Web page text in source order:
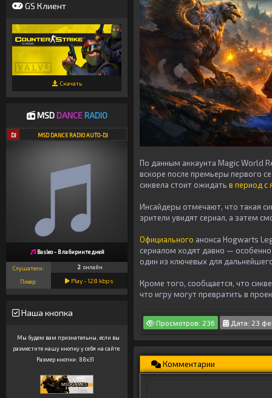
GS Клиент
Скачать
MSDDANCE RADIO
DJ MSD DANCE RADIO AUTO-DJ
Basleo - В лабиринте дней
Слушатели: 2 онлайн
Плеер: Play -128 kbps
Наша кнопка
Мы будем вам признательны, если вы
разместите нашу кнопку у себя на сайте.
Размер кнопки: 88x31
По данным аккаунта Magic World
вскоре после премьеры первого
сиквела стоит ожидать в период с
Инсайдеры отмечают, что такая
зрители увидят сериал, а затем
Официального анонса Hogwarts
сериалом ходят давно —
один из ключевых для
Кроме того, сообщается, что
что игру могут превратить в
Просмотров: 236 Дата: 23
Комментарии